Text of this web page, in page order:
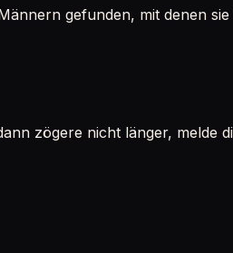
gefunden, mit denen
zögere nicht länger, melde